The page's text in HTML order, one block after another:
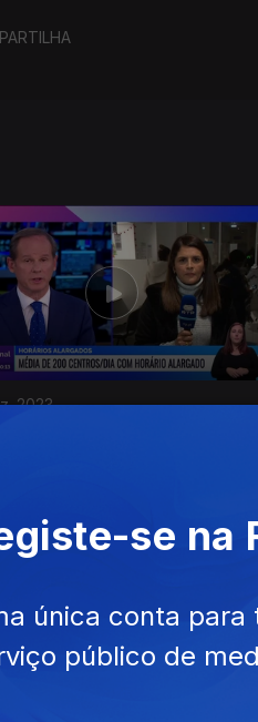
PARTILHA
2023
2023
se na
única conta para
público de